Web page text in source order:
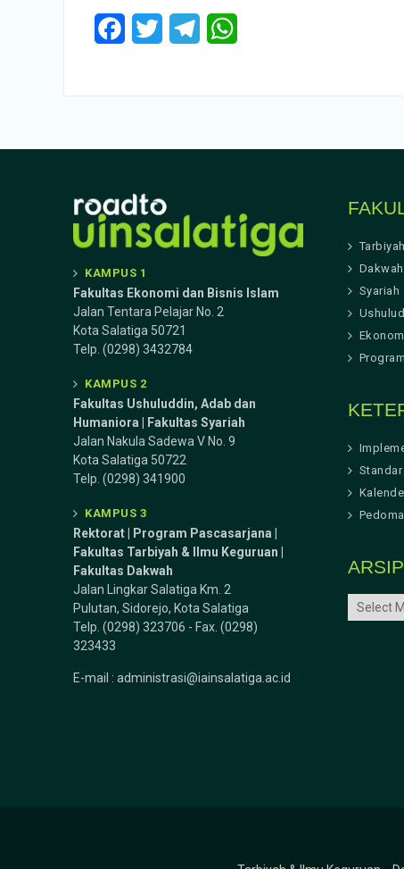
Facebook
Twitter Telegram
KAMPUS 1
Fakultas Ekonomi dan Bisnis Islam
Jalan Tentara Pelajar No. 2
Kota Salatiga 50721
Telp. (0298) 3432784
KAMPUS 2
Fakultas Ushuluddin, Adab dan
Humaniora | Fakultas Syariah
Jalan Nakula Sadewa V No. 9
Kota Salatiga 50722
Telp. (0298) 341900
KAMPUS 3
Rektorat | Program Pascasarjana |
Fakultas Tarbiyah & Ilmu Keguruan |
Fakultas Dakwah
Jalan Lingkar Salatiga Km. 2
Pulutan, Sidorejo, Kota Salatiga
Telp. (0298) 323706 - Fax. (0298)
323433
E-mail : administrasi@iainsalatiga.ac.id
Dakwah
Syariah
ARSIP
ARSIP